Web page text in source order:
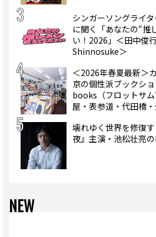
シンガーソングライ
に聞く「あなたの“推
い！2026」＜田中俊
Shinnosuke＞
＜2026年春夏最新＞
京の個性派ブックシ
books（フロットサ
屋・表参道・代田橋・
壊れゆく世界を修復
夜』主演・池松壮亮
NEW